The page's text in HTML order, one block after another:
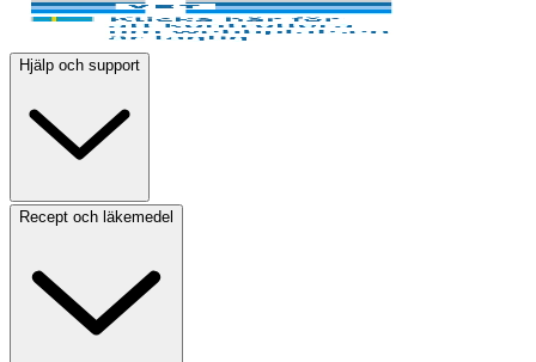
Hjälp och support
Recept och läkemedel